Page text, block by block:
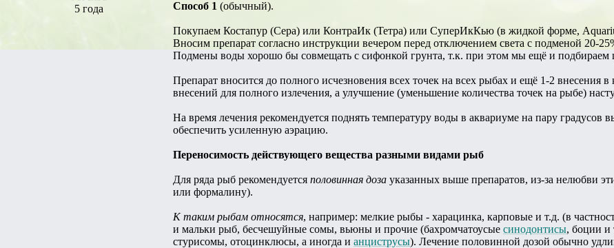
5 года
Способ 1 (обычный).
Покупаем Костапур (Сера) или КонтраИк (Тетра) или СуперИкКью (в жидкой форме,
Вносим препарат согласно инструкции вечером перед отключением света с подменой 20-
Подмены воды хорошо бы совмещать с сифонкой грунта, т.к. при этом мы ещё и подбираем
Препарат вносится до полного исчезновения всех точек на всех рыбах и ещё 1-2 внесения
внесений для полного излечения, а улучшение (уменьшение количества точек на рыбе)
На время лечения рекомендуется поднять температуру воды в аквариуме на пару
обеспечить усиленную аэрацию.
Переносимость действующего вещества разными видами рыб
Для ряда рыб рекомендуется половинная доза указанных выше препаратов, из-за нелюбви
или формалину).
К таким рыбам относятся, например: мелкие рыбы - харацинка, карповые и т.д. (в
и мальки рыб, бесчешуйные сомы, вьюны и прочие (бахромчатоусые синодонтисы, боции и
стурисомы, отоцинклюсы, а иногда и анциструсы). Лечение половинной дозой обычно